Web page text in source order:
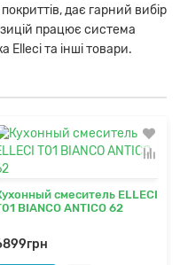
дає гарний вибір
працює система
Elleci та інші товари.
смеситель ELLECI
BIANCO ANTICO 62